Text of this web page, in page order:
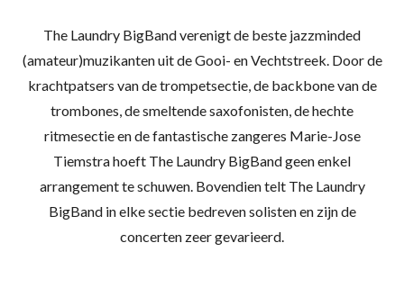
The Laundry BigBand verenigt de beste jazzminded
(amateur)muzikanten uit de Gooi- en Vechtstreek. Door de
krachtpatsers van de trompetsectie, de backbone van de
trombones, de smeltende saxofonisten, de hechte
ritmesectie en de fantastische zangeres Marie-Jose
Tiemstra hoeft The Laundry BigBand geen enkel
arrangement te schuwen. Bovendien telt The Laundry
BigBand in elke sectie bedreven solisten en zijn de
concerten zeer gevarieerd.